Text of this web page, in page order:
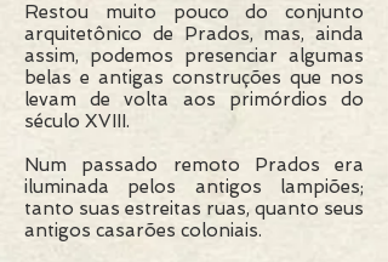
Restou muito pouco do conjunto
arquitetônico de Prados, mas, ainda
assim, podemos presenciar algumas
belas e antigas construções que nos
levam de volta aos primórdios do
século XVIII.
Num passado remoto Prados era
iluminada pelos antigos lampiões;
tanto suas estreitas ruas, quanto seus
antigos casarões coloniais.